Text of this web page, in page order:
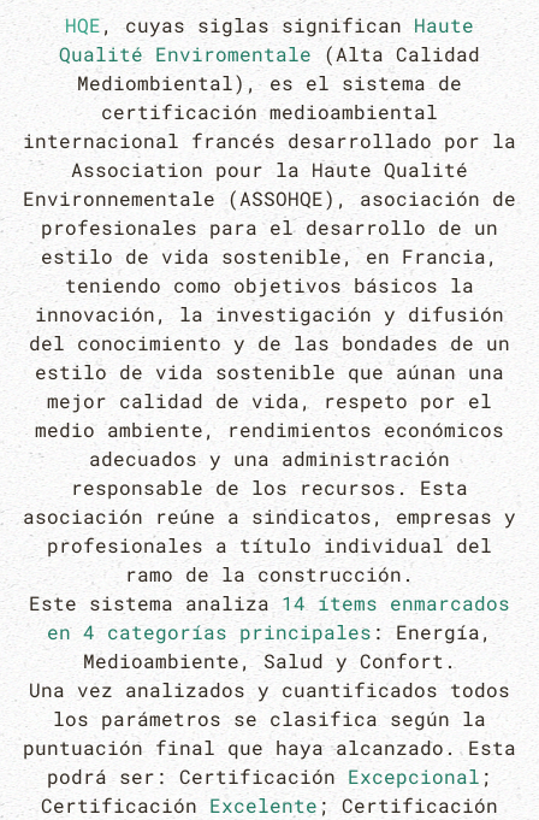
HQE, cuyas siglas significan Haute
Qualité Enviromentale (Alta Calidad
Mediombiental), es el sistema de
certificación medioambiental
internacional francés desarrollado por la
Association pour la Haute Qualité
Environnementale (ASSOHQE), asociación de
profesionales para el desarrollo de un
estilo de vida sostenible, en Francia,
teniendo como objetivos básicos la
innovación, la investigación y difusión
del conocimiento y de las bondades de un
estilo de vida sostenible que aúnan una
mejor calidad de vida, respeto por el
medio ambiente, rendimientos económicos
adecuados y una administración
responsable de los recursos. Esta
asociación reúne a sindicatos, empresas y
profesionales a título individual del
ramo de la construcción.
Este sistema analiza 14 ítems enmarcados
en 4 categorías principales: Energía,
Medioambiente, Salud y Confort.
Una vez analizados y cuantificados todos
los parámetros se clasifica según la
puntuación final que haya alcanzado. Esta
podrá ser: Certificación Excepcional ;
Certificación Excelente; Certificación